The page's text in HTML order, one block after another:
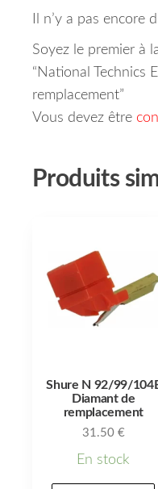
Il n’y a pas encore
Soyez le premier à
“National Technics
remplacement”
Vous devez être
Produits
Shure N 92/99/
Diamant de
remplacement
31.50 €
En stock